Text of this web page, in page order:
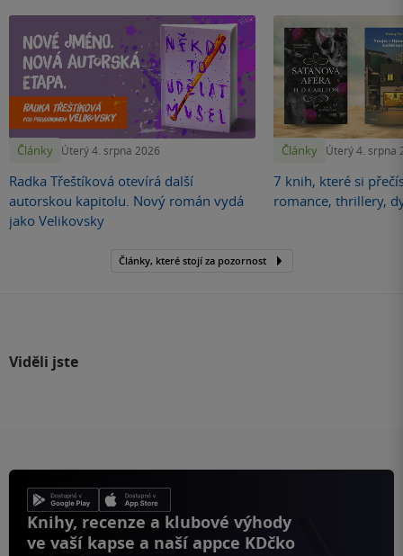
Články Úterý 4. srpna 2026
Radka Třeštíková otevírá další
autorskou kapitolu. Nový román vydá
jako Velikovsky
Články Úterý 4. srpna
7 knih, které si
romance, thrillery,
Články, které stojí za pozornost
Viděli jste
Knihy, recenze a klubové výhody
ve vaší kapse a naší appce KDčko